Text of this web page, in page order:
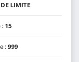
LIMITE
: 15
:999